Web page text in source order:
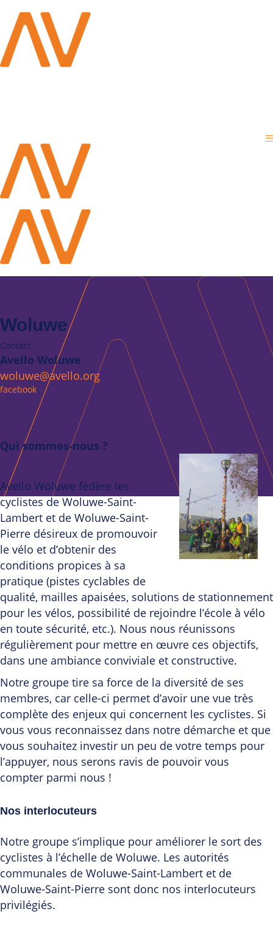
Woluwe
Contact :
Avello Woluwe
woluwe@avello.org
facebook
Qui sommes-nous ?
Avello Woluwe fédère les
cyclistes de Woluwe-Saint-
Lambert et de Woluwe-Saint-
Pierre désireux de promouvoir
le vélo et d’obtenir des
conditions propices à sa
pratique (pistes cyclables de
qualité, mailles apaisées, solutions de stationnement
pour les vélos, possibilité de rejoindre l’école à vélo
en toute sécurité, etc.). Nous nous réunissons
régulièrement pour mettre en œuvre ces objectifs,
dans une ambiance conviviale et constructive.
Notre groupe tire sa force de la diversité de ses
membres, car celle-ci permet d’avoir une vue très
complète des enjeux qui concernent les cyclistes. Si
vous vous reconnaissez dans notre démarche et que
vous souhaitez investir un peu de votre temps pour
l’appuyer, nous serons ravis de pouvoir vous
compter parmi nous !
Nos interlocuteurs
Notre groupe s’implique pour améliorer le sort des
cyclistes à l’échelle de Woluwe. Les autorités
communales de Woluwe-Saint-Lambert et de
Woluwe-Saint-Pierre sont donc nos interlocuteurs
privilégiés.